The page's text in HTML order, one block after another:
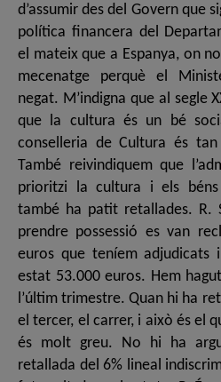
d’assumir des del Govern que
política financera del
el mateix que a Espanya, on
mecenatge perquè el
negat. M’indigna que al segle
que la cultura és un bé
conselleria de Cultura és
També reivindiquem que
prioritzi la cultura i els béns
també ha patit retallades. R.
prendre possessió es van
euros que teníem adjudicats
estat 53.000 euros. Hem
l’últim trimestre. Quan hi ha
el tercer, el carrer, i això és el
és molt greu. No hi ha
retallada del 6% lineal